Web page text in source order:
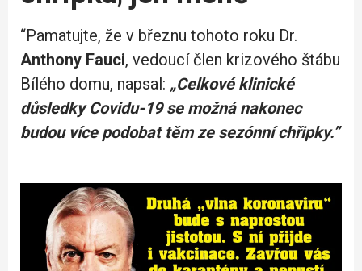
“Pamatujte, že v březnu tohoto roku Dr.
Anthony Fauci, vedoucí člen krizového štábu
Bílého domu, napsal: „Celkové klinické
důsledky Covidu-19 se možná nakonec
budou více podobat těm ze sezónní chřipky.”